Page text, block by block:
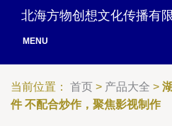
北海方物创想文化传播有
MENU
当前位置： 首页 > 产品大全 >
件 不配合炒作，聚焦影视制作